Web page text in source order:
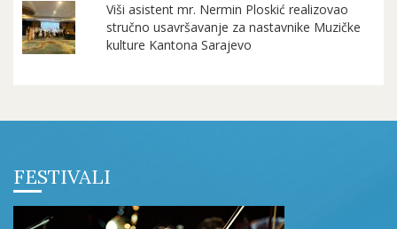
Viši asistent mr. Nermin Ploskić realizovao
stručno usavršavanje za nastavnike Muzičke
kulture Kantona Sarajevo
FESTIVALI